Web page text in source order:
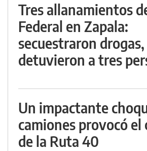
Tres allanamientos
Federal en Zapala:
secuestraron
detuvieron a tres
Un impactante
camiones provocó
de la Ruta 40